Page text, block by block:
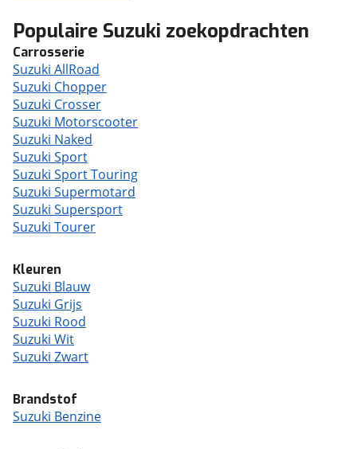
Populaire Suzuki zoekopdrachten
Carrosserie
Suzuki AllRoad
Suzuki Chopper
Suzuki Crosser
Suzuki Motorscooter
Suzuki Naked
Suzuki Sport
Suzuki Sport Touring
Suzuki Supermotard
Suzuki Supersport
Suzuki Tourer
Kleuren
Suzuki Blauw
Suzuki Grijs
Suzuki Rood
Suzuki Wit
Suzuki Zwart
Brandstof
Suzuki Benzine